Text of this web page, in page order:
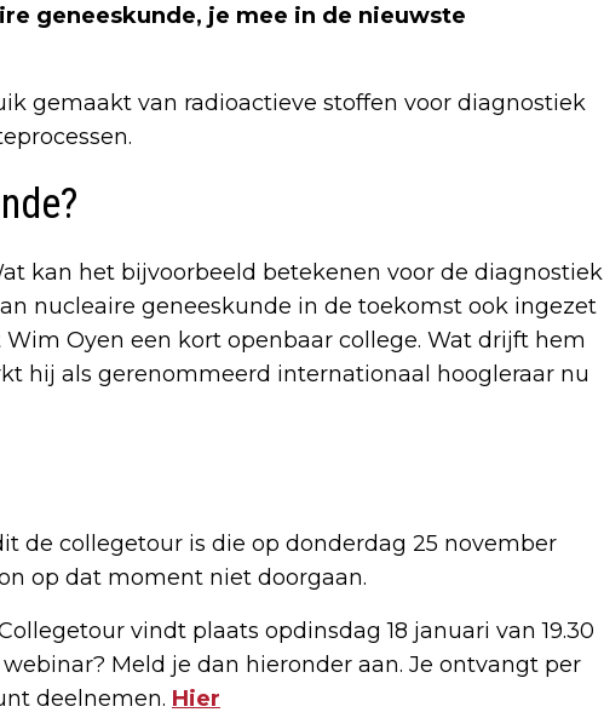
geneeskunde, je mee in de nieuwste
gemaakt van radioactieve stoffen voor diagnostiek
kan het bijvoorbeeld betekenen voor de diagnostiek
nucleaire geneeskunde in de toekomst ook ingezet
Oyen een kort openbaar college. Wat drijft hem
hij als gerenommeerd internationaal hoogleraar nu
de collegetour is die op donderdag 25 november
op dat moment niet doorgaan.
vindt plaats opdinsdag 18 januari van 19.30
Meld je dan hieronder aan. Je ontvangt per
deelnemen. Hier